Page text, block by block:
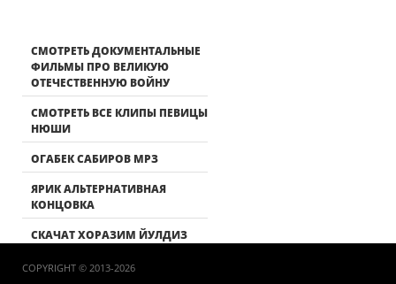
СМОТРЕТЬ ДОКУМЕНТАЛЬНЫЕ
ФИЛЬМЫ ПРО ВЕЛИКУЮ
ОТЕЧЕСТВЕННУЮ ВОЙНУ
СМОТРЕТЬ ВСЕ КЛИПЫ ПЕВИЦЫ
НЮШИ
ОГАБЕК САБИРОВ МРЗ
ЯРИК АЛЬТЕРНАТИВНАЯ
КОНЦОВКА
СКАЧАТ ХОРАЗИМ ЙУЛДИЗ
COPYRIGHT © 2013-2026